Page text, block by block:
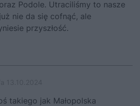
Podole. Utraciliśmy to nasze
nie da się cofnąć, ale
przyszłość.
takiego jak Małopolska